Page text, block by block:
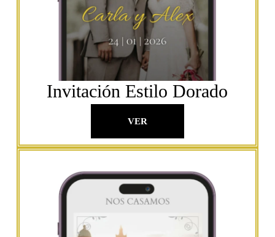
Invitación Estilo Dorado
VER